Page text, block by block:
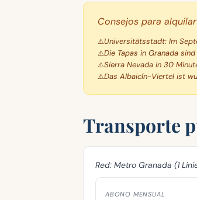
Consejos para alquilar
Universitätsstadt: Im
Die Tapas in Granada
Sierra Nevada in 30
Das Albaicín-Viertel ist
Transporte
Red: Metro Granada (1
ABONO MENSUAL